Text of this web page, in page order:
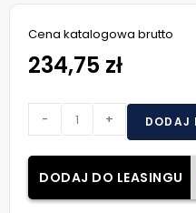
Cena katalogowa brutto
234,75 zł
- + DODAJ
DODAJ DO LEASINGU